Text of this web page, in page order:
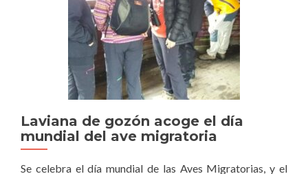
Laviana de gozón acoge el día
mundial del ave migratoria
Se celebra el día mundial de las Aves Migratorias, y el